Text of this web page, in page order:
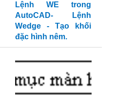
Lệnh WE trong
AutoCAD- Lệnh
Wedge - Tạo khối
đặc hình nêm.